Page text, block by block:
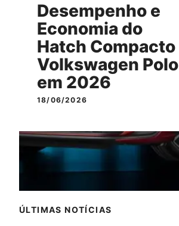
Desempenho e
Economia do
Hatch Compacto
Volkswagen Polo
em 2026
18/06/2026
ÚLTIMAS NOTÍCIAS